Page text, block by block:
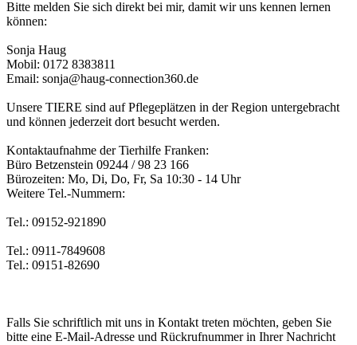
Bitte melden Sie sich direkt bei mir, damit wir uns kennen lernen
können:
Sonja Haug
Mobil: 0172 8383811
Email: sonja@haug-connection360.de
Unsere TIERE sind auf Pflegeplätzen in der Region untergebracht
und können jederzeit dort besucht werden.
Kontaktaufnahme der Tierhilfe Franken:
Büro Betzenstein 09244 / 98 23 166
Bürozeiten: Mo, Di, Do, Fr, Sa 10:30 - 14 Uhr
Weitere Tel.-Nummern:
Tel.: 09152-921890
Tel.: 0911-7849608
Tel.: 09151-82690
Falls Sie schriftlich mit uns in Kontakt treten möchten, geben Sie
bitte eine E-Mail-Adresse und Rückrufnummer in Ihrer Nachricht